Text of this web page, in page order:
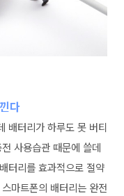
다
배터리가 하루도 못 버티
사용습관 때문에 쓸데
터리를 효과적으로 절약
마트폰의 배터리는 완전